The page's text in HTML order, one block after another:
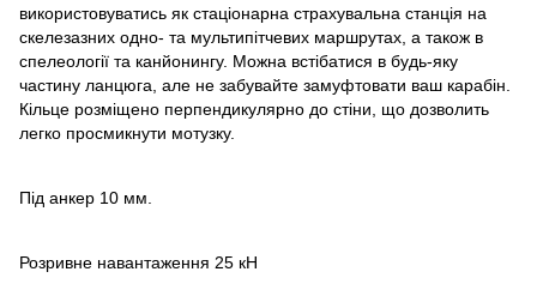
використовуватись як стаціонарна страхувальна станція на
скелезазних одно- та мультипітчевих маршрутах, а також в
спелеології та канйонингу. Можна встібатися в будь-яку
частину ланцюга, але не забувайте замуфтовати ваш карабін.
Кільце розміщено перпендикулярно до стіни, що дозволить
легко просмикнути мотузку.
Під анкер 10 мм.
Розривне навантаження 25 кН